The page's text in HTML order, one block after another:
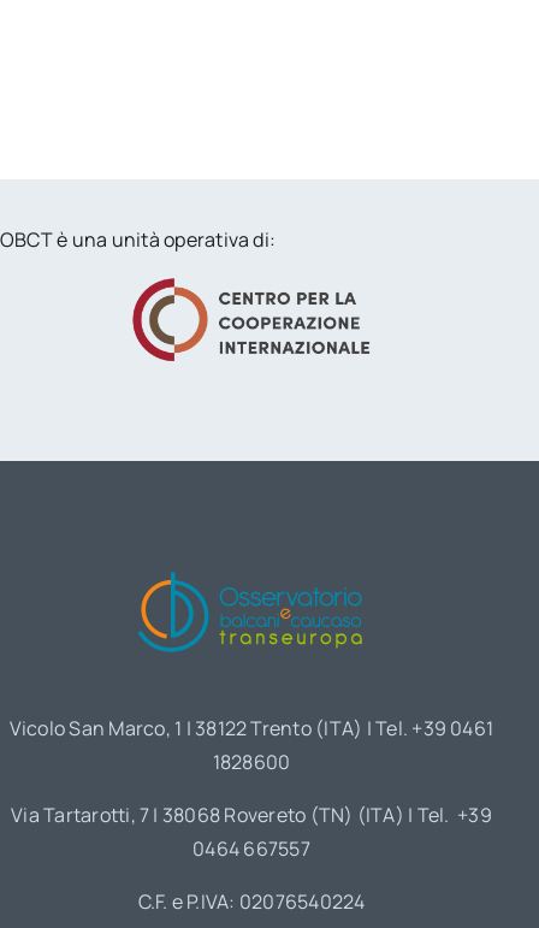
OBCT è una unità operativa di:
Vicolo San Marco, 1 | 38122 Trento (ITA) | Tel. +39 0461
1828600
Via Tartarotti, 7 | 38068 Rovereto (TN) (ITA) | Tel. +39
0464 667557
C.F. e P.IVA: 02076540224